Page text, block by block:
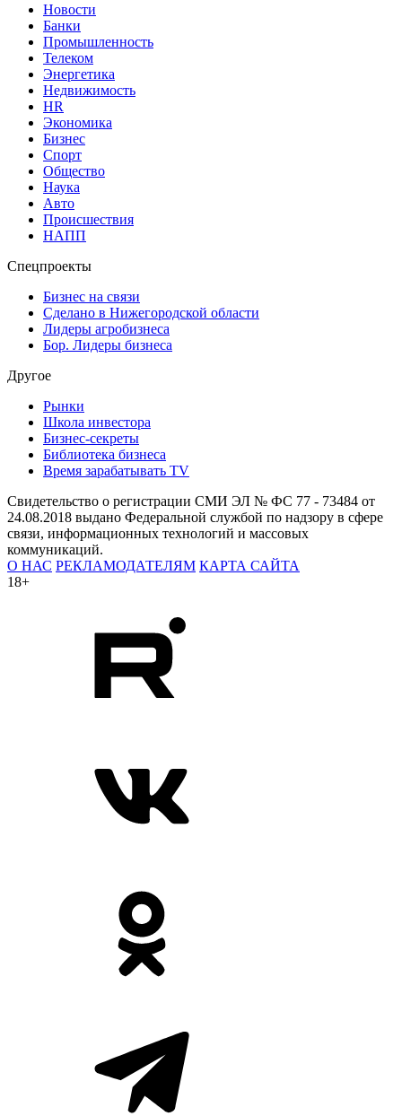
Новости
Банки
Промышленность
Телеком
Энергетика
Недвижимость
HR
Экономика
Бизнес
Спорт
Общество
Наука
Авто
Происшествия
НАПП
Спецпроекты
Бизнес на связи
Сделано в Нижегородской области
Лидеры агробизнеса
Бор. Лидеры бизнеса
Другое
Рынки
Школа инвестора
Бизнес-секреты
Библиотека бизнеса
Время зарабатывать TV
Свидетельство о регистрации СМИ ЭЛ № ФС 77 - 73484 от
24.08.2018 выдано Федеральной службой по надзору в сфере
связи, информационных технологий и массовых
коммуникаций.
О НАС РЕКЛАМОДАТЕЛЯМ КАРТА САЙТА
18+